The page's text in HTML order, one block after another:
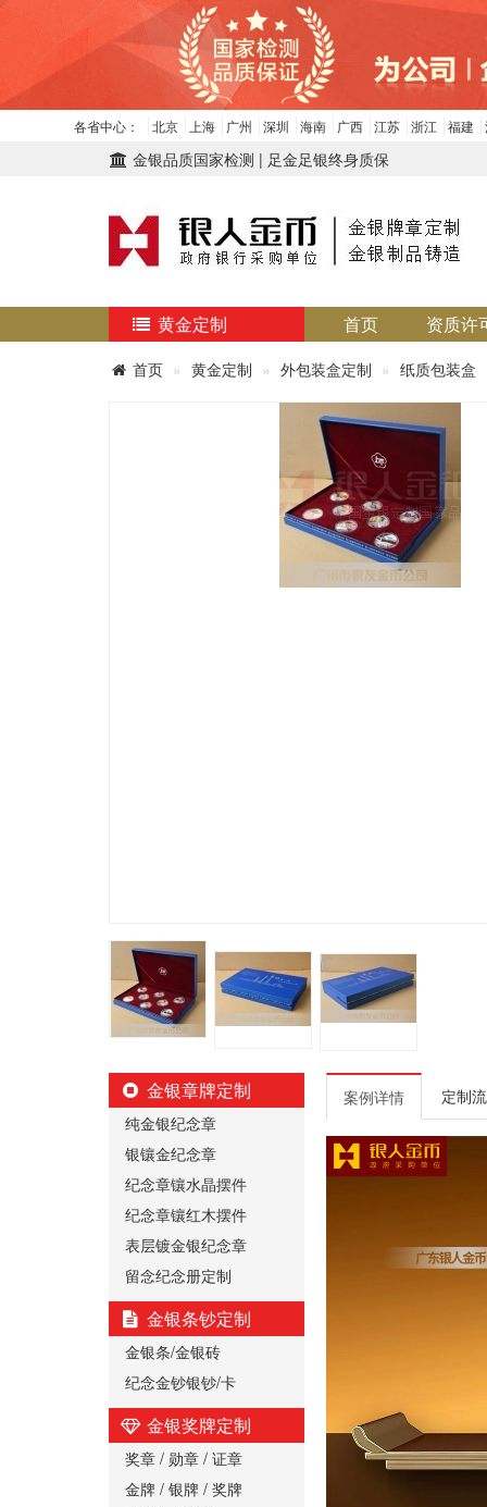
各省中心： 北京 上海 广州 深圳 海南 广西 江苏 浙江 福建
金银品质国家检测 | 足金足银终身质保
黄金定制 首页 资质许
首页 黄金定制 外包装盒定制 纸质包装盒
金银章牌定制
纯金银纪念章
银镶金纪念章
纪念章镶水晶摆件
纪念章镶红木摆件
表层镀金银纪念章
留念纪念册定制
金银条钞定制
金银条/金银砖
纪念金钞银钞/卡
金银奖牌定制
奖章 / 勋章 / 证章
金牌 / 银牌 / 奖牌
案例详情 定制